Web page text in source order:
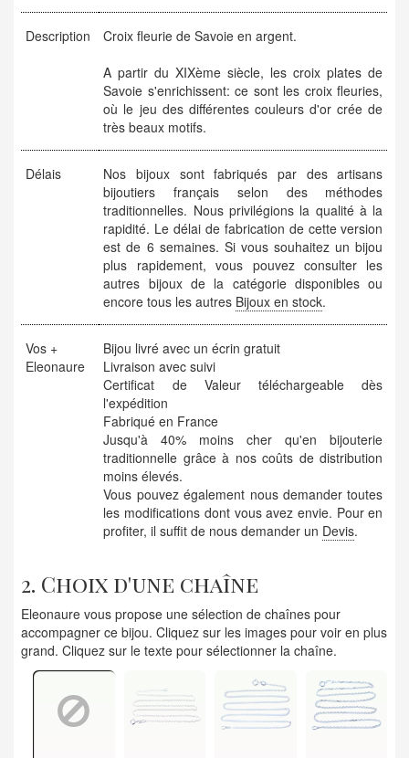
Description
Croix fleurie de Savoie en argent.
A partir du XIXème siècle, les croix plates de
Savoie s'enrichissent: ce sont les croix fleuries,
où le jeu des différentes couleurs d'or crée de
très beaux motifs.
Délais
Nos bijoux sont fabriqués par des artisans
bijoutiers français selon des méthodes
traditionnelles. Nous privilégions la qualité à la
rapidité. Le délai de fabrication de cette version
est de 6 semaines. Si vous souhaitez un bijou
plus rapidement, vous pouvez consulter les
autres bijoux de la catégorie disponibles ou
encore tous les autres Bijoux en stock.
Vos +
Eleonaure
Bijou livré avec un écrin gratuit
Livraison avec suivi
Certificat de Valeur téléchargeable dès
l'expédition
Fabriqué en France
Jusqu'à 40% moins cher qu'en bijouterie
traditionnelle grâce à nos coûts de distribution
moins élevés.
Vous pouvez également nous demander toutes
les modifications dont vous avez envie. Pour en
profiter, il suffit de nous demander un Devis.
2. Choix d'une chaîne
Eleonaure vous propose une sélection de chaînes pour
accompagner ce bijou. Cliquez sur les images pour voir en plus
grand. Cliquez sur le texte pour sélectionner la chaîne.